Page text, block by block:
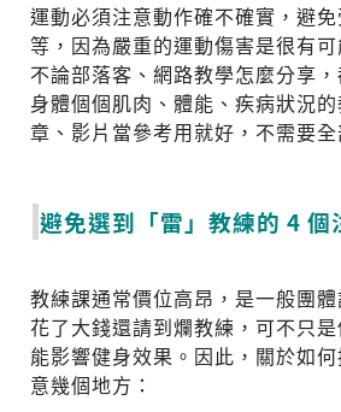
運動必須注意動作確不確實，避
等，因為嚴重的運動傷害是很有
不論部落客、網路教學怎麼分享
身體個個肌肉、體能、疾病狀況
章、影片當參考用就好，不需要全
避免選到「雷」教練的 4 個
教練課通常價位高昂，是一般團
花了大錢還請到爛教練，可不只
能影響健身效果。因此，關於如
意幾個地方：